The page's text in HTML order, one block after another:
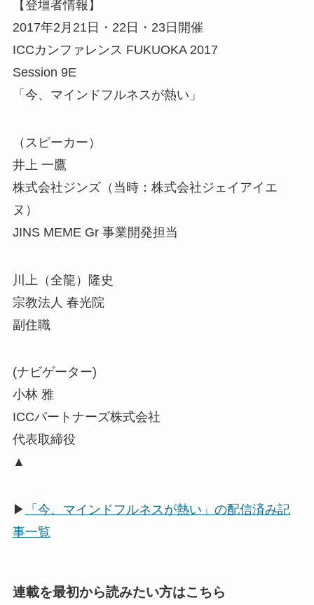
【登壇者情報】
2017年2月21日・22日・23日開催
ICCカンファレンス FUKUOKA 2017
Session 9E
「今、マインドフルネスが熱い」
（スピーカー）
井上 一鷹
株式会社ジンズ（当時：株式会社ジェイアイエ
ヌ）
JINS MEME Gr 事業開発担当
川上（全龍）隆史
宗教法人 春光院
副住職
(ナビゲーター)
小林 雅
ICCパートナーズ株式会社
代表取締役
▲
▶
「今、マインドフルネスが熱い」の配信済み記
事一覧
連載を最初から読みたい方はこちら